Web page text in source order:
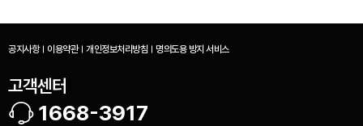
공지사항 이용약관 개인정보처리방침 명의도용 방지 서비스
고객센터
1668-3917